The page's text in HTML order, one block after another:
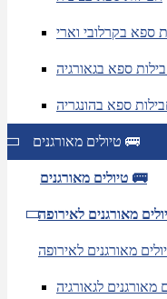
ספא בקרלובי וארי
ספא בגאורגיה
ספא בהונגריה
טיולים מאורגנים 🚌
טיולים מאורגנים 🚌
מאורגנים לאירופה
מאורגנים לאירופה
מאורגנים לגאורגיה